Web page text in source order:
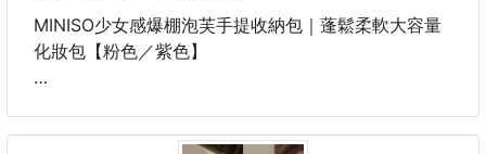
MINISO少女感爆棚泡芙手提收納包｜蓬鬆柔軟大容量
化妝包【粉色／紫色】